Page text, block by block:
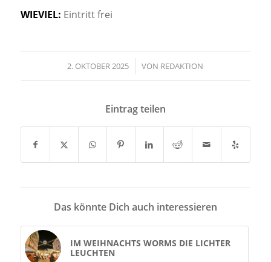
WIEVIEL: Eintritt frei
2. OKTOBER 2025
/ VON REDAKTION
Eintrag teilen
Das könnte Dich auch interessieren
IM WEIHNACHTS WORMS DIE LICHTER
LEUCHTEN